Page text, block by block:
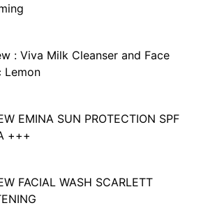
: Viva Milk Cleanser and Face
Lemon
EMINA SUN PROTECTION SPF
+++
FACIAL WASH SCARLETT